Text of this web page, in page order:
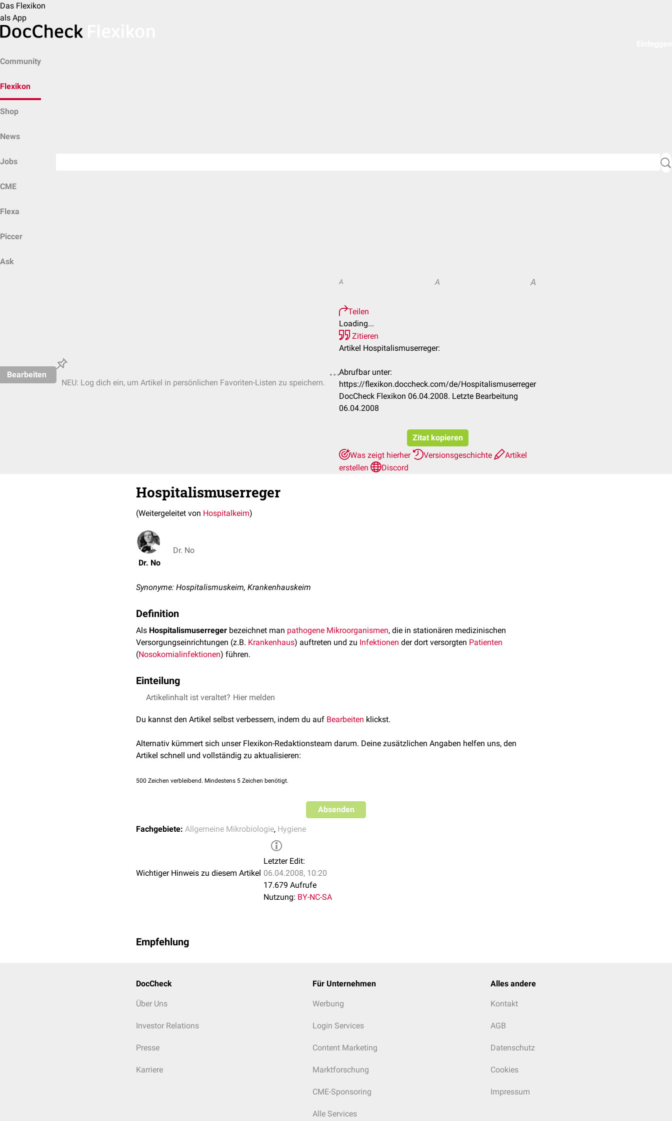
Das Flexikon
als App
Community
Flexikon
Shop
News
Jobs
CME
Flexa
Piccer
Ask
Bearbeiten
NEU: Log dich ein, um Artikel in persönlichen Favoriten-Listen zu speichern.
A A A
Teilen
Loading...
Zitieren
Artikel Hospitalismuserreger:
Abrufbar unter:
https://flexikon.doccheck.com/de/Hospitalismuserreger
DocCheck Flexikon 06.04.2008. Letzte Bearbeitung
06.04.2008
Zitat kopieren
Was zeigt hierher
Versionsgeschichte
Artikel
erstellen
Discord
Hospitalismuserreger
(Weitergeleitet von Hospitalkeim)
Dr. No
Dr. No
Synonyme: Hospitalismuskeim, Krankenhauskeim
Definition
Als Hospitalismuserreger bezeichnet man pathogene Mikroorganismen, die in stationären medizinischen
Versorgungseinrichtungen (z.B. Krankenhaus) auftreten und zu Infektionen der dort versorgten Patienten
(Nosokomialinfektionen) führen.
Einteilung
Man unterscheidet folgende Gruppen von Hospitalismuserregern:
Gruppe 1: Erreger, die direkt oder indirekt nur vom Menschen übertragen werden
Gruppe 2: Trocken- oder Luftkeime
Ein typischer Hospitalismuserreger istStaphylococcus aureus
Artikelinhalt ist veraltet? Hier melden
Du kannst den Artikel selbst verbessern, indem du auf Bearbeiten klickst.
Alternativ kümmert sich unser Flexikon-Redaktionsteam darum. Deine zusätzlichen Angaben helfen uns, den
Artikel schnell und vollständig zu aktualisieren:
500 Zeichen verbleibend. Mindestens 5 Zeichen benötigt.
Absenden
Fachgebiete: Allgemeine Mikrobiologie, Hygiene
Wichtiger Hinweis zu diesem Artikel
Letzter Edit:
06.04.2008, 10:20
17.679 Aufrufe
Nutzung: BY-NC-SA
Empfehlung
DocCheck
Über Uns
Investor Relations
Presse
Karriere
Für Unternehmen
Werbung
Login Services
Content Marketing
Marktforschung
CME-Sponsoring
Alle Services
Alles andere
Kontakt
AGB
Datenschutz
Cookies
Impressum